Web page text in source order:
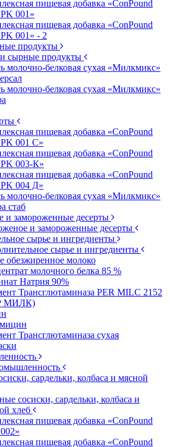
пищевая добавка «ConPound
001»
пищевая добавка «ConPound
001» - 2
продукты
сырные продукты
молочно-белковая сухая «Милкмикс»
молочно-белковая сухая «Милкмикс»
пищевая добавка «ConPound
001 C»
пищевая добавка «ConPound
003-К»
пищевая добавка «ConPound
004 Д»
молочно-белковая сухая «Милкмикс»
стаб
и замороженные десерты
и замороженные десерты
сырье и ингредиенты
сырье и ингредиенты
обезжиренное молоко
молочного белка 85 %
Натрия 90%
Трансглютаминаза PER MILC 2152
МИЛК)
Трансглютаминаза сухая
сардельки, колбаса и мясной
сосиски, сардельки, колбаса и
хлеб
пищевая добавка «ConPound
пищевая добавка «ConPound